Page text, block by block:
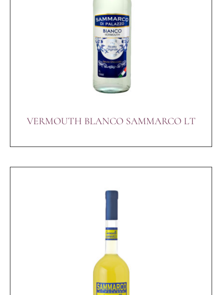
VERMOUTH BLANCO SAMMARCO LT